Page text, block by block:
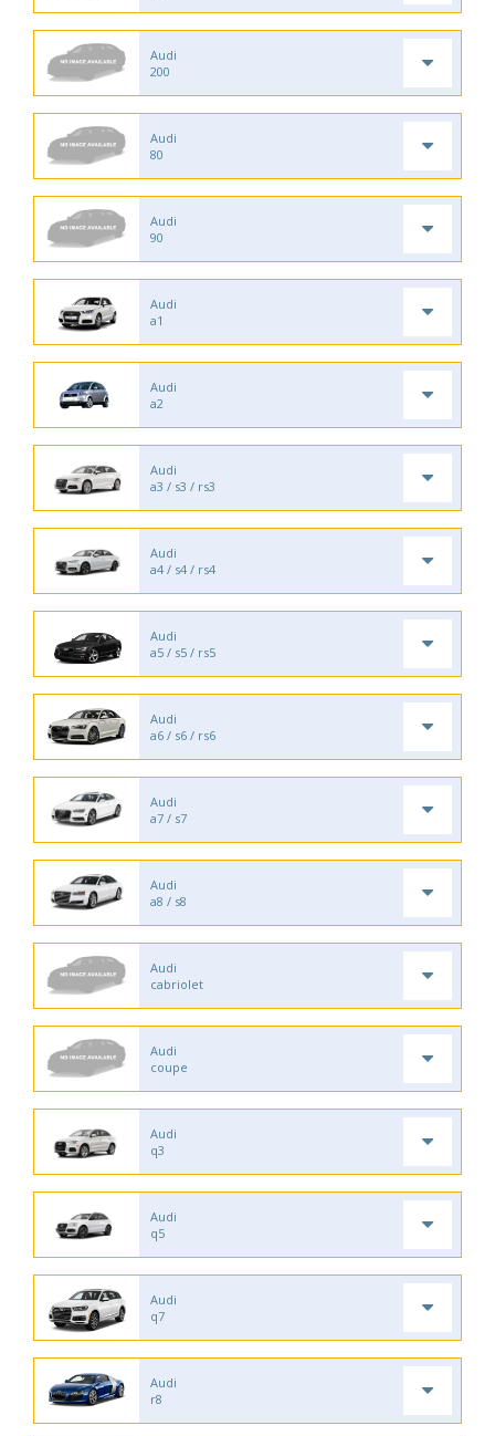
Audi
200
Audi
80
Audi
90
Audi
a1
Audi
a2
Audi
a3 / s3 / rs3
Audi
a4 / s4 / rs4
Audi
a5 / s5 / rs5
Audi
a6 / s6 / rs6
Audi
a7 / s7
Audi
a8 / s8
Audi
cabriolet
Audi
coupe
Audi
q3
Audi
q5
Audi
q7
Audi
r8